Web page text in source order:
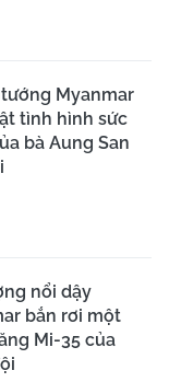
Myanmar
tình hình sức
bà Aung San
nổi dậy
bắn rơi một
Mi-35 của